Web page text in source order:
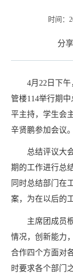
时间：
分
4月22日下
管楼114举行期
平主持，学生会
辛贤鹏参加会议。
总结评议大
期的工作进行总
同时总结部门在
案，为在以后的
主席团成员
情况，创新能力
合作四个方面对
时要求各个部门